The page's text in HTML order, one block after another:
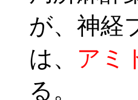
が、神経
は、 アミ
る。